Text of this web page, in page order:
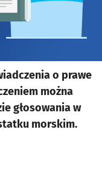
o prawe
można
głosowania w
morskim.